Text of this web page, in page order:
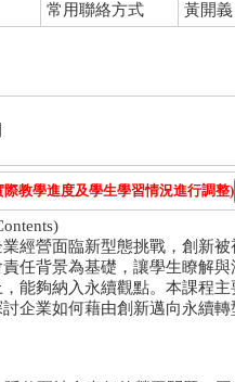
常用聯絡方式
黃開
教學進度及學生學習情況進行調整)
經營面臨新型態挑戰，創新
任背景為基礎，讓學生瞭解與
能夠納入永續觀點。本課程
企業如何藉由創新邁向永續轉